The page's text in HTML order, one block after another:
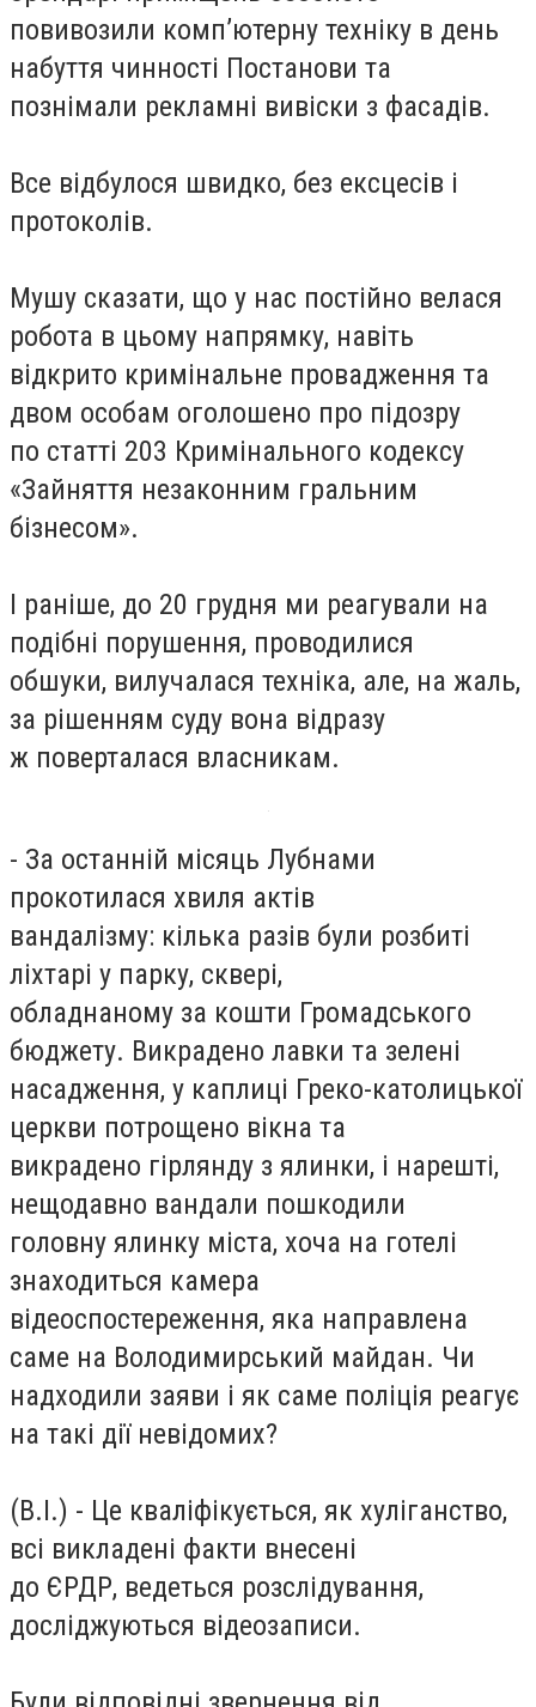
повивозили комп’ютерну техніку в день
набуття чинності Постанови та
познімали рекламні вивіски з фасадів.
Все відбулося швидко, без ексцесів і
протоколів.
Мушу сказати, що у нас постійно велася
робота в цьому напрямку, навіть
відкрито кримінальне провадження та
двом особам оголошено про підозру
по статті 203 Кримінального кодексу
«Зайняття незаконним гральним
бізнесом».
І раніше, до 20 грудня ми реагували на
подібні порушення, проводилися
обшуки, вилучалася техніка, але, на жаль,
за рішенням суду вона відразу
ж поверталася власникам.
- За останній місяць Лубнами
прокотилася хвиля актів
вандалізму: кілька разів були розбиті
ліхтарі у парку, сквері,
обладнаному за кошти Громадського
бюджету. Викрадено лавки та зелені
насадження, у каплиці Греко-католицької
церкви потрощено вікна та
викрадено гірлянду з ялинки, і нарешті,
нещодавно вандали пошкодили
головну ялинку міста, хоча на готелі
знаходиться камера
відеоспостереження, яка направлена
саме на Володимирський майдан. Чи
надходили заяви і як саме поліція реагує
на такі дії невідомих?
(В.І.) - Це кваліфікується, як хуліганство,
всі викладені факти внесені
до ЄРДР, ведеться розслідування,
досліджуються відеозаписи.